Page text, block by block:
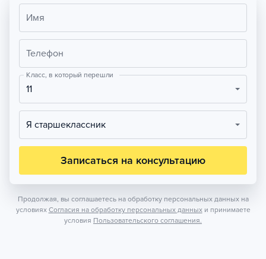
Имя
Телефон
Класс, в который перешли
11
Я старшеклассник
Записаться на консультацию
Продолжая, вы соглашаетесь на обработку персональных данных на
условиях Согласия на обработку персональных данных и принимаете
условия Пользовательского соглашения.